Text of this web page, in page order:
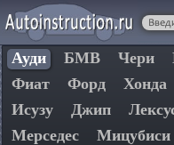
Ауди БМВ Чери
Фиат
Форд Хонда
Исузу
Джип
Мерседес
Мицубиси